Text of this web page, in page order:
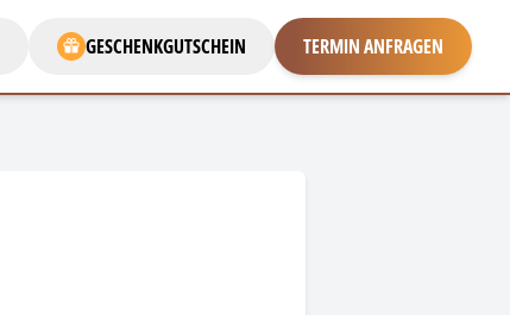
GESCHENKGUTSCHEIN TERMIN ANFRAGEN